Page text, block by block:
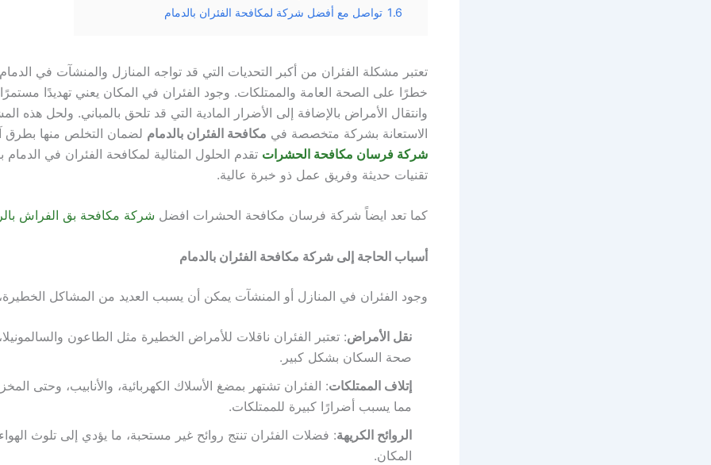
1.6 تواصل مع أفضل شركة لمكافحة الفئران بالدمام
تعتبر مشكلة الفئران من أكبر التحديات التي قد تواجه المنازل والمنشآت في
خطرًا على الصحة العامة والممتلكات. وجود الفئران في المكان يعني تهديدًا
وانتقال الأمراض بالإضافة إلى الأضرار المادية التي قد تلحق بالمباني. ولحل هذه
الاستعانة بشركة متخصصة في مكافحة الفئران بالدمام لضمان التخلص منها بطرق
شركة فرسان مكافحة الحشرات تقدم الحلول المثالية لمكافحة الفئران في الدمام
تقنيات حديثة وفريق عمل ذو خبرة عالية.
كما تعد ايضاً شركة فرسان مكافحة الحشرات افضل شركة مكافحة بق الفراش
أسباب الحاجة إلى شركة مكافحة الفئران بالدمام
وجود الفئران في المنازل أو المنشآت يمكن أن يسبب العديد من المشاكل
نقل الأمراض: تعتبر الفئران ناقلات للأمراض الخطيرة مثل الطاعون
صحة السكان بشكل كبير.
إتلاف الممتلكات: الفئران تشتهر بمضغ الأسلاك الكهربائية، والأنابيب، وحتى
مما يسبب أضرارًا كبيرة للممتلكات.
الروائح الكريهة: فضلات الفئران تنتج روائح غير مستحبة، ما يؤدي إلى تلوث
المكان.